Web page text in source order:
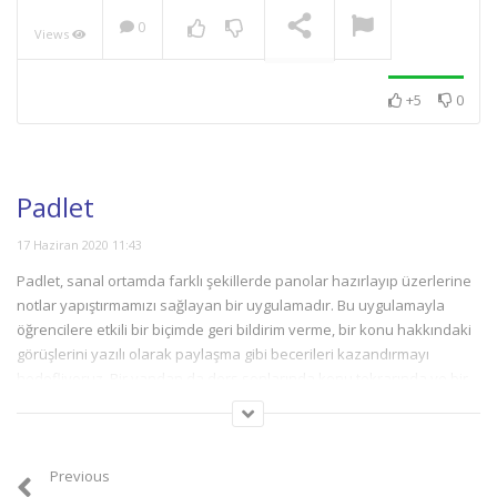
Views 0
+5 0
Padlet
17 Haziran 2020 11:43
Padlet, sanal ortamda farklı şekillerde panolar hazırlayıp üzerlerine
notlar yapıştırmamızı sağlayan bir uygulamadır. Bu uygulamayla
öğrencilere etkili bir biçimde geri bildirim verme, bir konu hakkındaki
görüşlerini yazılı olarak paylaşma gibi becerileri kazandırmayı
konu hakkında kavrayışı ölçmek için de Padlet uygulamasına
Previous